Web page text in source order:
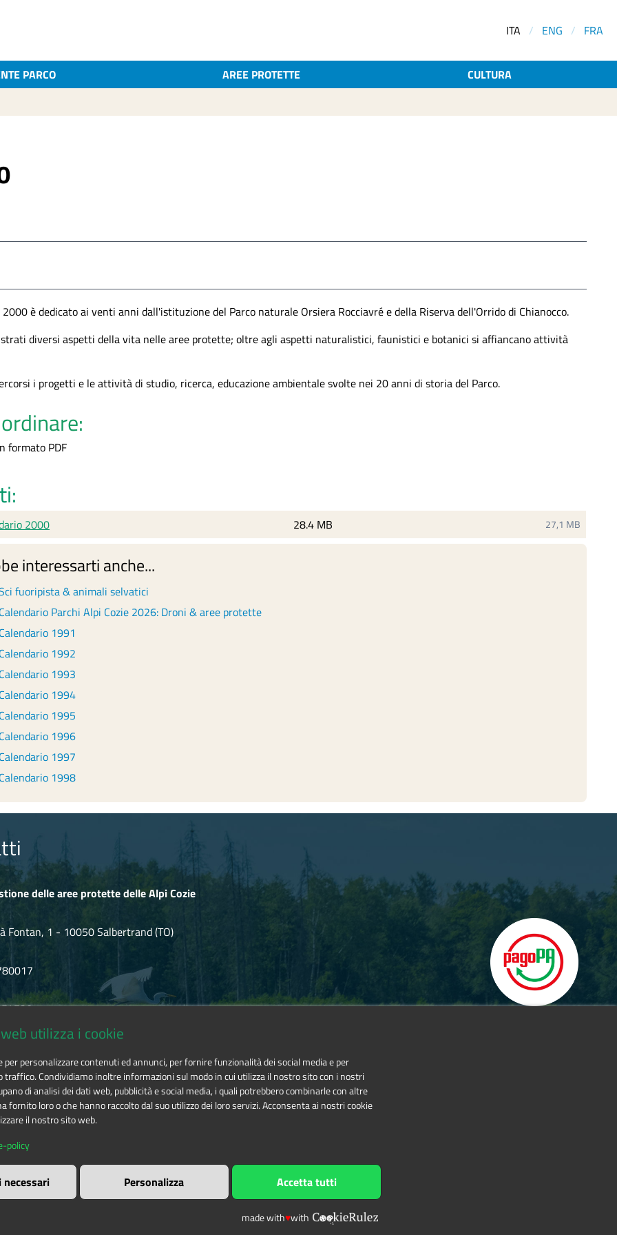
ITA / ENG / FRA
PARCO AREE PROTETTE
CULTURA
rupi - Dante Alpe Forte di Fenestrelle - Dante Alpe
Riserva naturale Juniperus oxycedrus di
è dedicato ai venti anni dall'istituzione del Parco naturale Orsiera Rocciavré e della Riserva dell'Orrido di Chianocco.
diversi aspetti della vita nelle aree protette; oltre agli aspetti naturalistici, faunistici e botanici si affiancano attività
i progetti e le attività di studio, ricerca, educazione ambientale svolte nei 20 anni di storia del Parco.
formato PDF
2000 28.4 MB 27,1 MB
interessarti anche...
fuoripista & animali selvatici
Calendario Parchi Alpi Cozie 2026: Droni & aree protette
Calendario 1991
Calendario 1992
Calendario 1993
Calendario 1994
Calendario 1995
Calendario 1996
Calendario 1997
Calendario 1998
delle aree protette delle Alpi Cozie
Fontan, 1 - 10050 Salbertrand (TO)
utilizza i cookie
per personalizzare contenuti ed annunci, per fornire funzionalità dei social media e per
traffico. Condividiamo inoltre informazioni sul modo in cui utilizza il nostro sito con i nostri
di analisi dei dati web, pubblicità e social media, i quali potrebbero combinarle con altre
fornito loro o che hanno raccolto dal suo utilizzo dei loro servizi. Acconsenta ai nostri cookie
il nostro sito web.
policy
necessari Personalizza Accetta tutti
made with♥with